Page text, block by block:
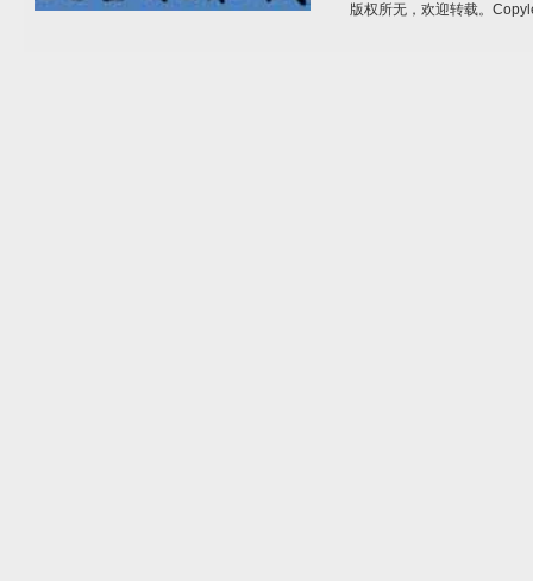
版权所无，欢迎转载。